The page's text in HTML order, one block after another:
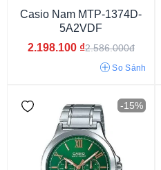
Kính Khoáng Hardlex Crystal
Casio Nam MTP-1374D-
5A2VDF
2.198.100 ₫2.586.000đ
So Sánh
-15%